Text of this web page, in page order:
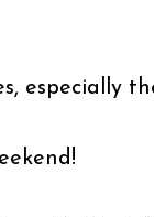
especially